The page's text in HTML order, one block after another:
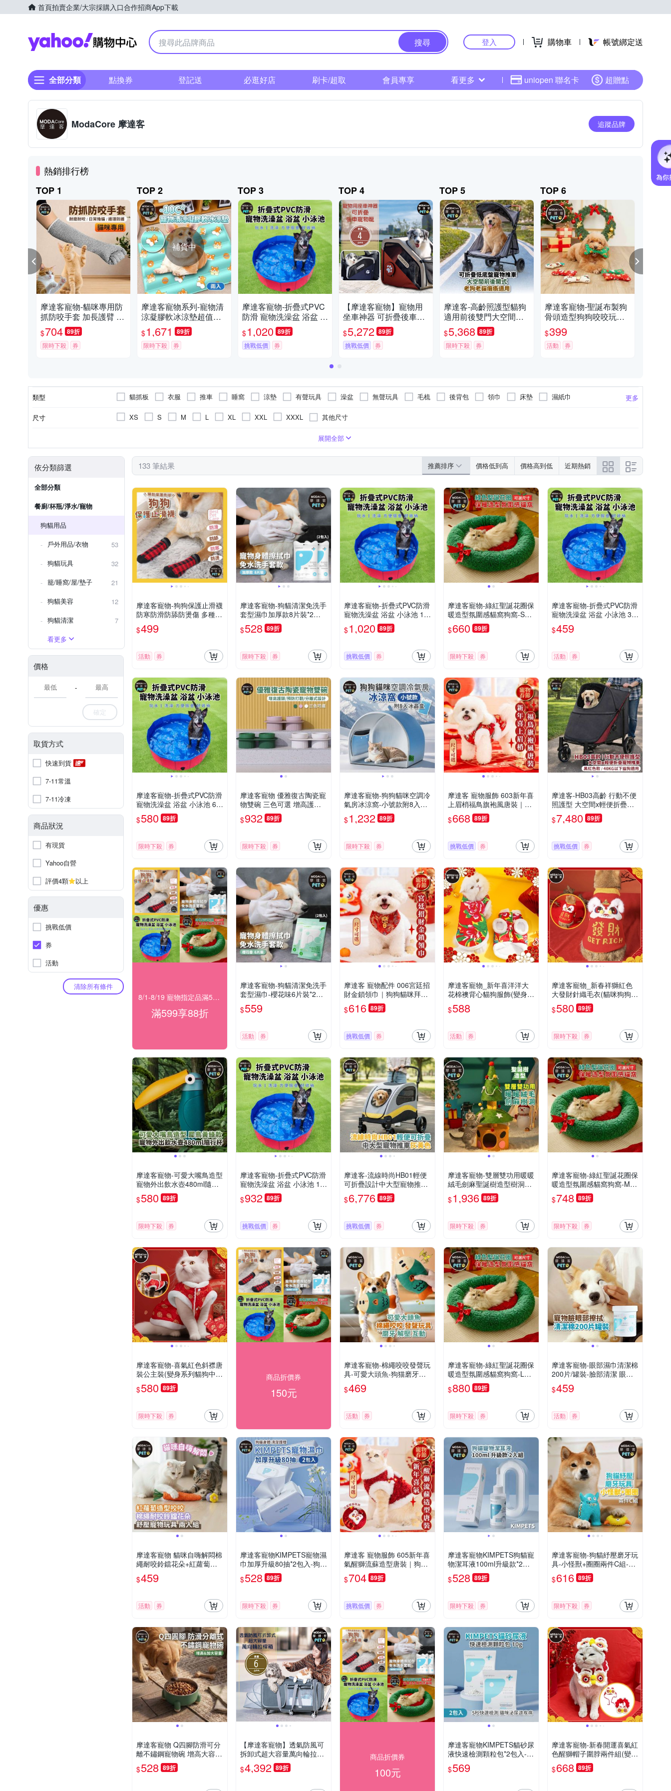
首頁拍賣企業/大宗採購入口合作招商App下載
Yahoo購物中心
搜尋 登入 購物車 帳號綁定送
全部分類 點換券 登記送 必逛好店 刷卡/超取 會員專享 看更多 uniopen 聯名卡 超贈點
ModaCore 摩達客 追蹤品牌
熱銷排行榜
TOP 1
摩達客寵物-貓咪專用防
抓防咬手套 加長護臂 耐
磨耐咬 日常撸貓 護理防
護
$704 89折
限時下殺 券
TOP 2
補貨中
摩達客寵物系列-寵物清
涼凝膠軟冰涼墊超值二
入組__柯基L 夏日毛孩
解暑首選 熱銷品 人也可
使用
$1,671 89折
限時下殺 券
TOP 3
摩達客寵物-折疊式PVC
防滑 寵物洗澡盆 浴盆 小
泳池 120*30cm 大小型
寵物適用
$1,020 89折
挑戰低價 券
TOP 4
【摩達客寵物】寵物用
坐車神器 可折疊後車寵
物籠 咖色 免安裝 適用中
小型犬 (外出必備 攜帶
便利)
$5,272 89折
挑戰低價 券
TOP 5
摩達客-高齡照護型貓狗
適用前後雙門大空間可
折疊低底盤寵物推車/多
色可選/55KG以下猫狗適
用
$5,368 89折
限時下殺 券
TOP 6
摩達客寵物-聖誕布製狗
骨頭造型狗狗咬咬玩具
兩入組_圖案顏色隨機出
貨_發聲玩具耶誕禮物
$399
活動 券
類型 更多
貓抓板 衣服 推車 睡窩 涼墊 有聲玩具 澡盆 無聲玩具 毛梳 後背包 領巾 床墊
濕紙巾
飲水器
餐碗 側背包 拉繩 胸背 逗貓玩具
尺寸 XS S M L XL XXL XXXL 其他尺寸
展開全部
依分類篩選
全部分類
餐廚/杯瓶/淨水/寵物
狗貓用品
戶外用品/衣物
53
狗貓玩具
32
籠/睡窩/屋/墊子
21
狗貓美容
12
狗貓清潔
7
看更多
價格
-
確定
取貨方式
快速到貨
7-11常溫
7-11冷凍
商品狀況
有現貨
Yahoo自營
評價4顆
以上
優惠
挑戰低價
券
活動
清除所有條件
133 筆結果 推薦排序 價格低到高 價格高到低 近期熱銷
摩達客寵物-狗狗保護止滑襪
防寒防滑防舔防燙傷 多種款
式尺寸可選 保護肉球 大狗
中小型犬適用
$499
活動 券
摩達客寵物-狗貓清潔免洗手
套型濕巾加厚款8片裝*2包-
乾洗擦澡除臭按摩遛狗後擦
拭
$528 89折
限時下殺 券
摩達客寵物-折疊式PVC防滑
寵物洗澡盆 浴盆 小泳池 12
0*30cm 大小型寵物適用
$1,020 89折
挑戰低價 券
摩達客寵物-綠紅聖誕花圈保
暖造型氛圍感貓窩狗窩-S號-
保暖加厚氛圍感寵物墊
$660 89折
限時下殺 券
摩達客寵物-折疊式PVC防滑
寵物洗澡盆 浴盆 小泳池 30*
10cm 大小型寵物適用
$459
活動 券
摩達客寵物-折疊式PVC防滑
寵物洗澡盆 浴盆 小泳池 60*
20cm 大小型寵物適用
$580 89折
限時下殺 券
摩達客寵物 優雅復古陶瓷寵
物雙碗 三色可選 增高護頸
防打翻飼料碗 貓狗通用
$932 89折
限時下殺 券
摩達客寵物-狗狗貓咪空調冷
氣房冰涼窩-小號款附8入冰
晶盒-狗窩貓窩毛孩冰屋
$1,232 89折
限時下殺 券
摩達客 寵物服飾 603新年喜
上眉梢福鳥旗袍風唐裝｜狗
貓春節拜年寵物衣 尺寸可選
$668 89折
挑戰低價 券
摩達客-HB03高齡 行動不便
照護型 大空間x輕便折疊寵
物推車 黑紅色款/40KG以下
貓狗適用
$7,480 89折
挑戰低價 券
8/1-8/19 寵物指定品滿599享88折
滿599享88折
摩達客寵物-狗貓清潔免洗手
套型濕巾-櫻花味6片裝*2包-
乾洗擦澡除臭按摩遛狗後擦
拭
$559
活動 券
摩達客 寵物配件 006宮廷招
財金鎖領巾｜狗狗貓咪拜年
服飾配件寵物衣 尺寸可選
$616 89折
挑戰低價 券
摩達客寵物_新年喜洋洋大
花棉襖背心貓狗服飾(變身系
列中小型犬貓適用)多尺寸可
選
$588
活動 券
摩達客寵物_新春祥獅紅色
大發財針織毛衣(貓咪狗狗服
飾)中小型犬貓-5種尺寸可選
$580 89折
限時下殺 券
摩達客寵物-可愛大嘴鳥造型
寵物外出飲水壺480ml隨行
杯寵物杯-犀鳥黃綠款遛狗適
用
$580 89折
限時下殺 券
摩達客寵物-折疊式PVC防滑
寵物洗澡盆 浴盆 小泳池 10
0*30cm 大小型寵物適用
$932 89折
挑戰低價 券
摩達客-流線時尚HB01輕便
可折疊設計中大型寵物推車/
灰黃色款/60KG以下猫狗適
用
$6,776 89折
挑戰低價 券
摩達客寵物-雙層雙功用暖暖
絨毛劍麻聖誕樹造型樹洞貓
窩+猫抓板耐磨猫咪玩具
$1,936 89折
限時下殺 券
摩達客寵物-綠紅聖誕花圈保
暖造型氛圍感貓窩狗窩-M
號-保暖加厚氛圍感寵物墊
$748 89折
限時下殺 券
摩達客寵物-喜氣紅色斜襟唐
裝公主裝(變身系列貓狗中小
型犬貓適用) 4種尺寸可選
$580 89折
限時下殺 券
商品折價券
150元
摩達客寵物-棉繩咬咬發聲玩
具-可愛大頭魚-狗猫磨牙互
動紓壓_陪伴布娃娃自嗨解
悶
$469
活動 券
摩達客寵物-綠紅聖誕花圈保
暖造型氛圍感貓窩狗窩-L號-
保暖加厚氛圍感寵物墊
$880 89折
限時下殺 券
摩達客寵物-眼部濕巾清潔棉
200片/罐裝-臉部清潔 眼屎
淚痕清潔擦拭 貓狗特寵皆適
用
$459
活動 券
摩達客寵物 貓咪自嗨解悶棉
繩耐咬鈴鐺花朵+紅蘿蔔造
型咬咬兩入組 舒壓寵物玩具
$459
活動 券
摩達客寵物KIMPETS寵物濕
巾加厚升級80抽*2包入-狗貓
身體清潔護理
$528 89折
限時下殺 券
摩達客 寵物服飾 605新年喜
氣醒獅流蘇造型唐裝｜狗貓
春節拜年寵物衣 尺寸可選
$704 89折
挑戰低價 券
摩達客寵物KIMPETS狗貓寵
物潔耳液100ml升級款*2入
組-溶解清潔耳垢滴耳液一瓶
搞定
$528 89折
限時下殺 券
摩達客寵物-狗貓紓壓磨牙玩
具-小怪獸+圈圈兩件C組-潔
齒自嗨耐咬解悶寵物玩具
$616 89折
限時下殺 券
摩達客寵物 Q四腳防滑可分
離不鏽鋼寵物碗 增高大容量
飼料碗 貓狗通用
$528 89折
【摩達客寵物】透氣防風可
拆卸式超大容量萬向輪拉桿
箱 寵物包 約6kg貓狗適用
(外出必備 攜帶便利)
$4,392 89折
商品折價券
100元
摩達客寵物KIMPETS貓砂尿
液快速檢測顆粒包*2包入-貓
咪血尿腎炎結石等初步可能
症狀寵物健康
$569
摩達客寵物-新春開運喜氣紅
色醒獅帽子圍脖兩件組(變身
系列貓咪狗狗適用)-2種尺寸
可選
$668 89折